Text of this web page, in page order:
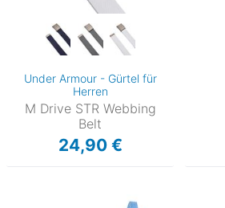
Under Armour - Gürtel für
Herren
M Drive STR Webbing
Belt
24,90 €